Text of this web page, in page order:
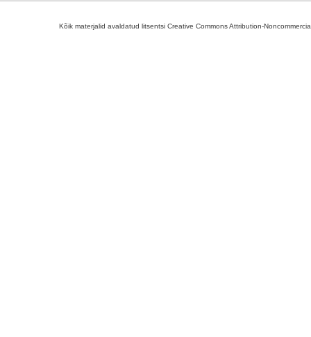
Kõik materjalid avaldatud litsentsi Creative Commons Attribution-